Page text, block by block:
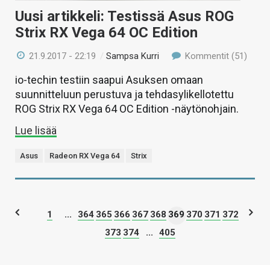
Uusi artikkeli: Testissä Asus ROG
Strix RX Vega 64 OC Edition
21.9.2017 - 22:19 /Sampsa Kurri Kommentit (51)
io-techin testiin saapui Asuksen omaan
suunnitteluun perustuva ja tehdasylikellotettu
ROG Strix RX Vega 64 OC Edition -näytönohjain.
Lue lisää
Asus Radeon RX Vega 64 Strix
1 ... 364 365 366 367 368 369 370 371 372
373 374 ... 405